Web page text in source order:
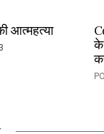
आत्महत्या
के